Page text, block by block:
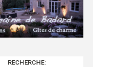
RECHERCHE: